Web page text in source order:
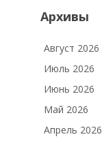
Архивы
Август 2026
Июль 2026
Июнь 2026
Май 2026
Апрель 2026